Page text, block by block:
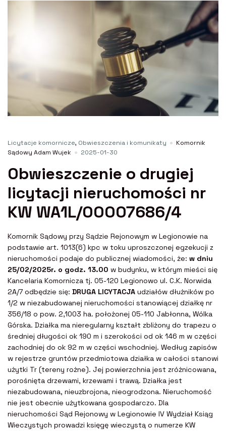
Licytacje komornicze, Obwieszczenia i komunikaty
Komornik
Sądowy Adam Wujek
2025-01-30
Obwieszczenie o drugiej
licytacji nieruchomości nr
KW WA1L/00007686/4
Komornik Sądowy przy Sądzie Rejonowym w Legionowie na
podstawie art. 1013(6) kpc w toku uproszczonej egzekucji z
nieruchomości podaje do publicznej wiadomości, że: w dniu
25/02/2025r. o godz. 13.00 w budynku, w którym mieści się
Kancelaria Komornicza tj. 05-120 Legionowo ul. C.K. Norwida
2A/7 odbędzie się: DRUGA LICYTACJA udziałów dłużników po
1/2 w niezabudowanej nieruchomości stanowiącej działkę nr
356/18 o pow. 2,1003 ha. położonej 05-110 Jabłonna, Wólka
Górska. Działka ma nieregularny kształt zbliżony do trapezu o
średniej długości ok 190 m i szerokości od ok 146 m w części
zachodniej do ok 92 m w części wschodniej. Według zapisów
w rejestrze gruntów przedmiotowa działka w całości stanowi
użytki Tr (tereny rożne). Jej powierzchnia jest zróżnicowana,
porośnięta drzewami, krzewami i trawą. Działka jest
niezabudowana, nieuzbrojona, nieogrodzona. Nieruchomość
nie jest obecnie użytkowana gospodarczo. Dla
nieruchomości Sąd Rejonowy w Legionowie IV Wydział Ksiąg
Wieczystych prowadzi księgę wieczystą o numerze KW